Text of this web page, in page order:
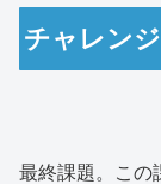
チャレン
最終課題。この